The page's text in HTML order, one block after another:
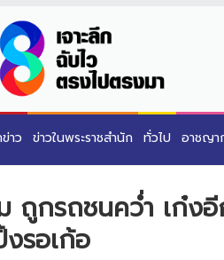
าว ข่าวในพระราชสำนัก ทั่วไป อาชญา
ถูกรถชนคว่ำ เก๋ง
รอเก้อ